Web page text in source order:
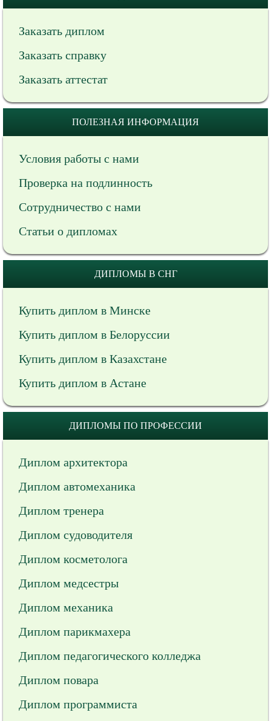
Заказать диплом
Заказать справку
Заказать аттестат
ПОЛЕЗНАЯ ИНФОРМАЦИЯ
Условия работы с нами
Проверка на подлинность
Сотрудничество с нами
Статьи о дипломах
ДИПЛОМЫ В СНГ
Купить диплом в Минске
Купить диплом в Белоруссии
Купить диплом в Казахстане
Купить диплом в Астане
ДИПЛОМЫ ПО ПРОФЕССИИ
Диплом архитектора
Диплом автомеханика
Диплом тренера
Диплом судоводителя
Диплом косметолога
Диплом медсестры
Диплом механика
Диплом парикмахера
Диплом педагогического колледжа
Диплом повара
Диплом программиста